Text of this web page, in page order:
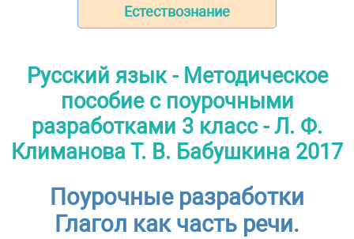
Естествознание
Русский язык - Методическое
пособие с поурочными
разработками 3 класс - Л. Ф.
Климанова Т. В. Бабушкина 2017
Поурочные разработки
Глагол как часть речи.